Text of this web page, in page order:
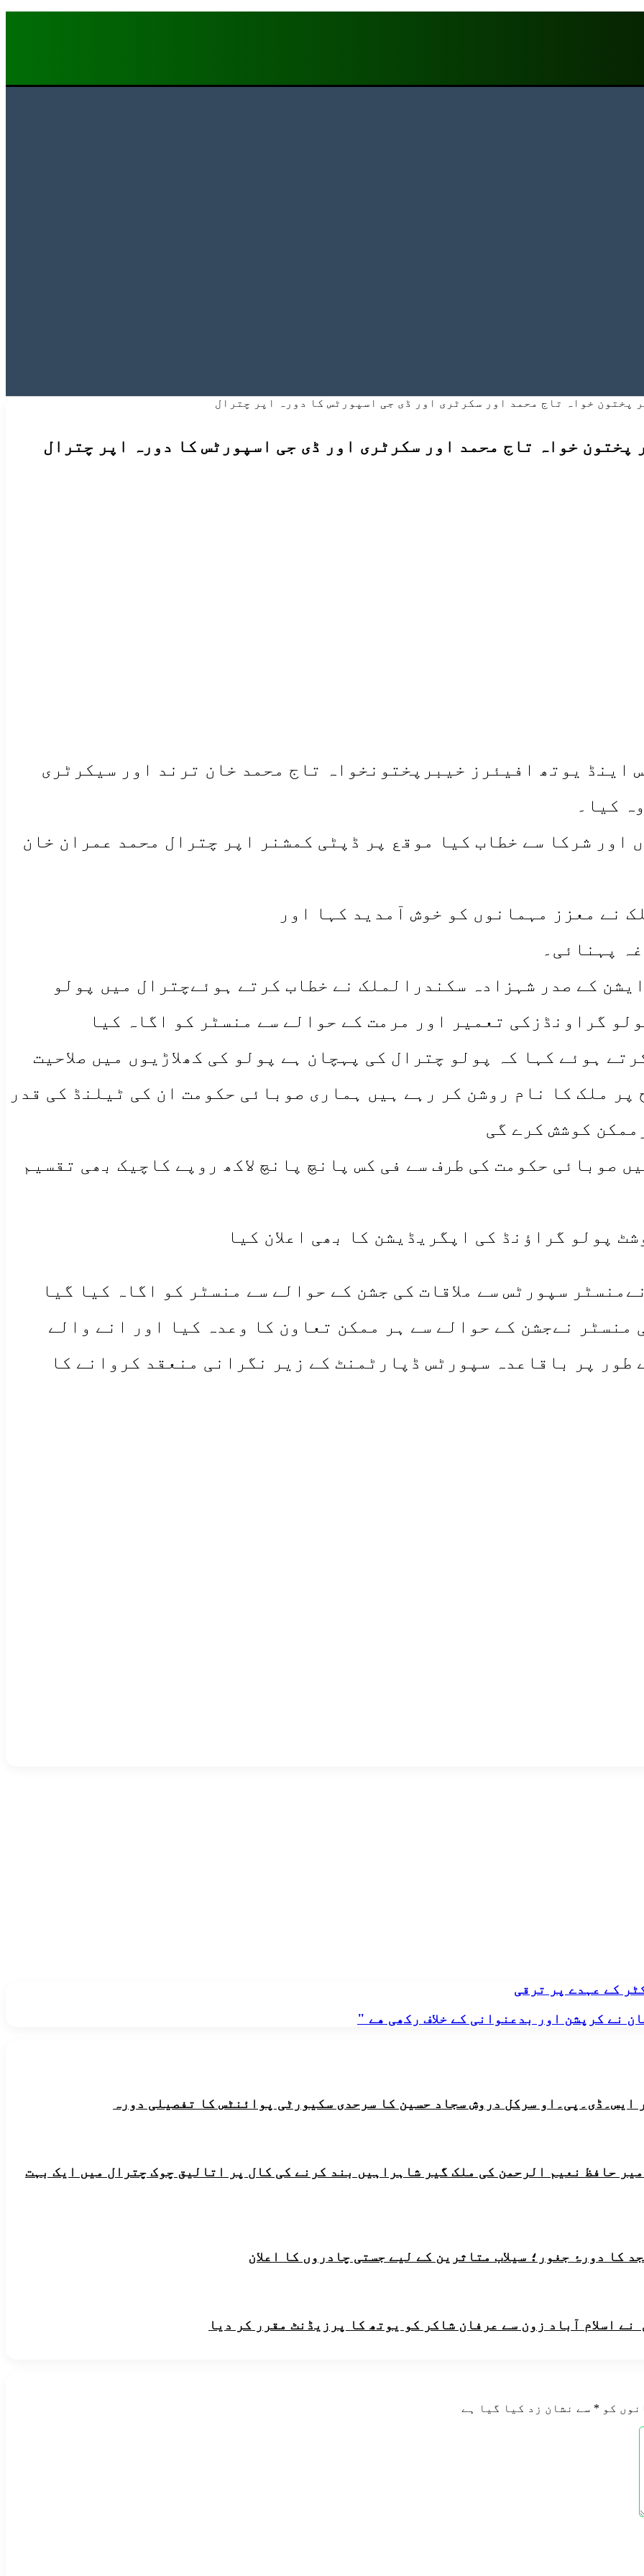
پختون خواہ تاج محمد اور سکرٹری اور ڈی جی اسپورٹس کا دورہ اپر چترال
پختون خواہ تاج محمد اور سکرٹری اور ڈی جی اسپورٹس کا دورہ اپر چترال
اینڈ یوتھ افیئرز خیبرپختونخواہ تاج محمد خان ترند اور سیکرٹری
کیا۔
اور شرکا سے خطاب کیا موقع پر ڈپٹی کمشنر اپر چترال محمد عمران خان
نے معزز مہمانوں کو خوش آمدید کہا اور
پہنائی۔
کے صدر شہزادہ سکندرالملک نے خطاب کرتے ہوئےچترال میں پولو
گراونڈزکی تعمیر اور مرمت کے حوالے سے منسٹر کو اگاہ کیا
ہوئے کہا کہ پولو چترال کی پہچان ہے پولو کی کھلاڑیوں میں صلاحیت
ملک کا نام روشن کر رہے ہیں ہماری صوبائی حکومت ان کی ٹیلنڈ کی قدر
کوشش کرے گی
صوبائی حکومت کی طرف سے فی کس پانچ پانچ لاکھ روپے کاچیک بھی تقسیم
پولو گراؤنڈ کی اپگریڈیشن کا بھی اعلان کیا
سپورٹس سے ملاقات کی جشن کے حوالے سے منسٹر کو اگاہ کیا گیا
نےجشن کے حوالے سے ہر ممکن تعاون کا وعدہ کیا اور انے والے
طور پر باقاعدہ سپورٹس ڈپارٹمنٹ کے زیر نگرانی منعقد کروانے کا
کے عہدے پر ترقی
نے کرپشن اور بدعنوانی کے خلاف رکھی ھے "
سرکل دروش سجاد حسین کا سرحدی سکیورٹی پوائنٹس کا تفصیلی دورہ
حافظ نعیم الرحمن کی ملک گیر شاہراہیں بند کرنے کی کال پر اتالیق چوک چترال میں ایک بہت
کا دورۂ جغور؛ سیلاب متاثرین کے لیے جستی چادروں کا اعلان
اسلام آباد زون سے عرفان شاکر کو یوتھ کا پرزیڈنٹ مقرر کر دیا
کو * سے نشان زد کیا گیا ہے